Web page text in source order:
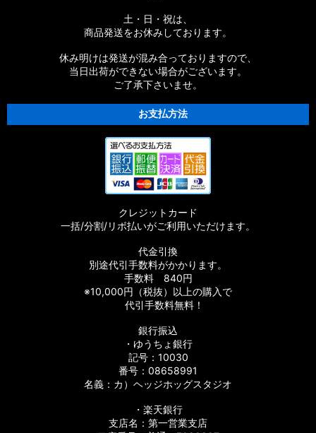
土・日・祝は、
商品発送をお休みしております。
休み明けは発送が混み合っておりますので、
当日出荷ができない場合がございます。
ご了承下さいませ。
お支払方法
クレジットカード
一括/分割/リボ払いがご利用いただけます。
代金引換
別途代引手数料がかかります。
手数料 840円
※10,000円（税抜）以上の購入で
代引手数料無料！
銀行振込
・ゆうちょ銀行
記号：10030
番号：08658991
名義：カ）ヘッジホッグスタジオ
・楽天銀行
支店名：第一営業支店